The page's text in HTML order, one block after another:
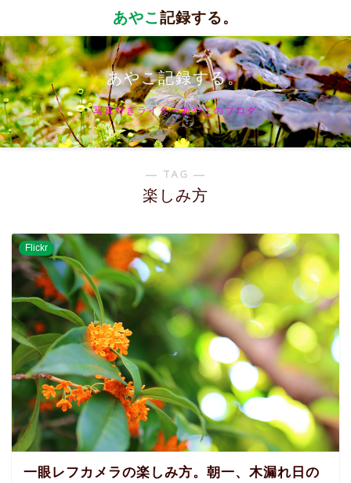
あやこ記録する。
あやこ記録する。
写真好きライターあやこのブログ
― TAG ―
楽しみ方
Flickr
一眼レフカメラの楽しみ方。朝一、木漏れ日の